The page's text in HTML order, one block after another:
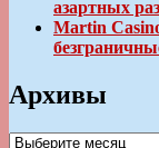
азартных
Martin
Архивы
Архивы